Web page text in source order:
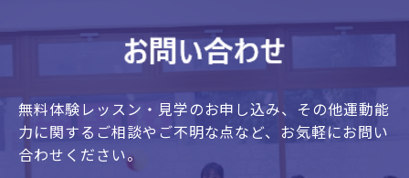
無料体験レッスン・見学のお申し込み、 その他運動能
力に関するご相談やご不明な点など、 お気軽にお問い
合わせください。